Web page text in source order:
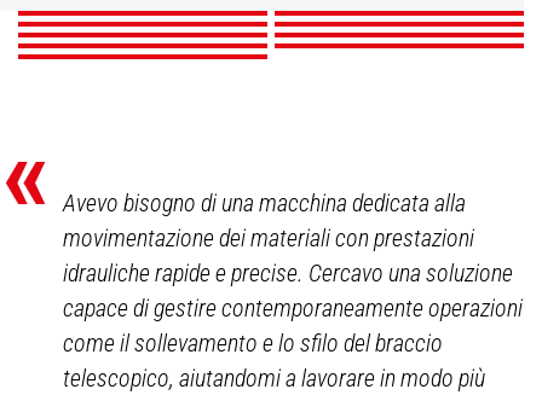
SCOPRI SCOPRI
SCOPRI SCOPRI
SCOPRI SCOPRI
SCOPRI
«
Avevo bisogno di una macchina dedicata alla
movimentazione dei materiali con prestazioni
idrauliche rapide e precise. Cercavo una soluzione
capace di gestire contemporaneamente operazioni
come il sollevamento e lo sfilo del braccio
telescopico, aiutandomi a lavorare in modo più